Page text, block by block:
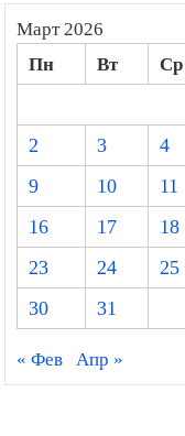
Март 2026
Пн Вт Ср
2
3 4
9
10 11
16
17 18
23
24 25
30
31
« Фев Апр »